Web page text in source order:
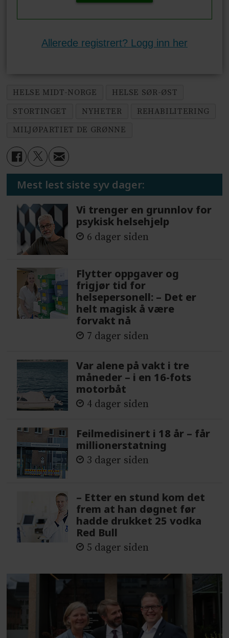
Allerede registrert? Logg inn her
HELSE MIDT-NORGE
HELSE SØR-ØST
STORTINGET
NYHETER
REHABILITERING
MILJØPARTIET DE GRØNNE
Mest lest siste syv dager:
Vi trenger en grunnlov for
psykisk helsehjelp
6 dager siden
Flytter oppgaver og
frigjør tid for
helsepersonell: – Det er
helt magisk å være
forvakt nå
7 dager siden
Var alene på vakt i tre
måneder – i en 16-fots
motorbåt
4 dager siden
Feilmedisinert i 18 år – får
millionerstatning
3 dager siden
– Etter en stund kom det
frem at han døgnet før
hadde drukket 25 vodka
Red Bull
5 dager siden